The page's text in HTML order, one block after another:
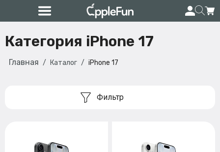
Категория iPhone 17
Главная Каталог iPhone 17
Фильтр